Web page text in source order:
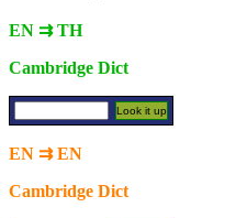
EN ⇉ TH
Cambridge Dict
EN ⇉ EN
Cambridge Dict